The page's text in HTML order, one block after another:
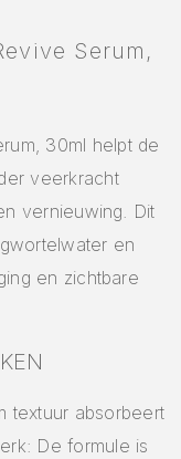
Serum,
30ml helpt de
veerkracht
vernieuwing. Dit
en
en zichtbare
textuur absorbeert
De formule is